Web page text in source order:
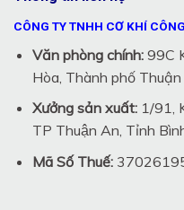
CÔNG TY TNHH CƠ KHÍ
Văn phòng chính: 99C
Hòa, Thành phố
Xưởng sản xuất:1/91,
TP Thuận An, Tỉnh
Mã Số Thuế: